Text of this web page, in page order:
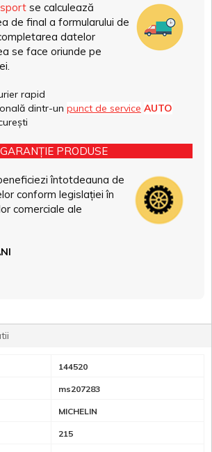
se calculează
de final a formularului de
datelor
se face oriunde pe
rapid
dintr-un punct de service AUTO
GARANȚIE PRODUSE
întotdeauna de
conform legislației în
comerciale ale
144520
ms207283
MICHELIN
215